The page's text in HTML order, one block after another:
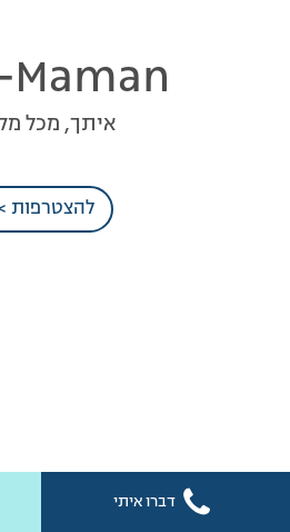
איתך, מכל
להצטרפות
דברו איתי